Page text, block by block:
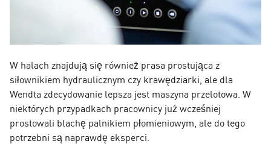
W halach znajdują się również prasa prostująca z
siłownikiem hydraulicznym czy krawędziarki, ale dla
Wendta zdecydowanie lepsza jest maszyna przelotowa. W
niektórych przypadkach pracownicy już wcześniej
prostowali blachę palnikiem płomieniowym, ale do tego
potrzebni są naprawdę eksperci.